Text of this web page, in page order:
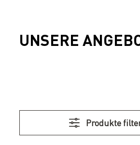
UNSERE
Produkte